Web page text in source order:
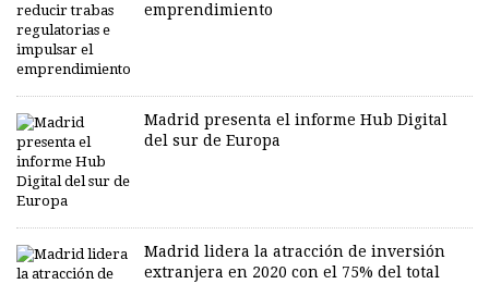
emprendimiento
Madrid presenta el informe Hub Digital
del sur de Europa
Madrid lidera la atracción de inversión
extranjera en 2020 con el 75% del total